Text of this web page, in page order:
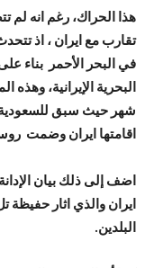
هذا الحراك، رغم انه لم
تقارب مع ايران ، اذ
في البحر الأحمر بناء
البحرية الإيرانية،
شهر حيث سبق
اقامتها ايران وضمت
اضف إلى ذلك بيان
ايران والذي اثار
البلدين.